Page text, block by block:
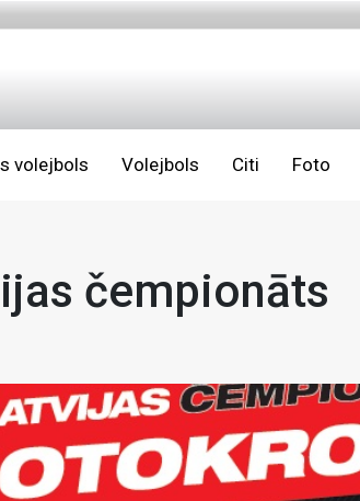
volejbols Volejbols Citi Foto
čempionāts